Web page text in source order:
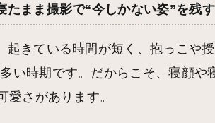
たまま撮影で“今しかない姿”を残す
起きている時間が短く、抱っこや授
い時期です。だからこそ、寝顔や
愛さがあります。